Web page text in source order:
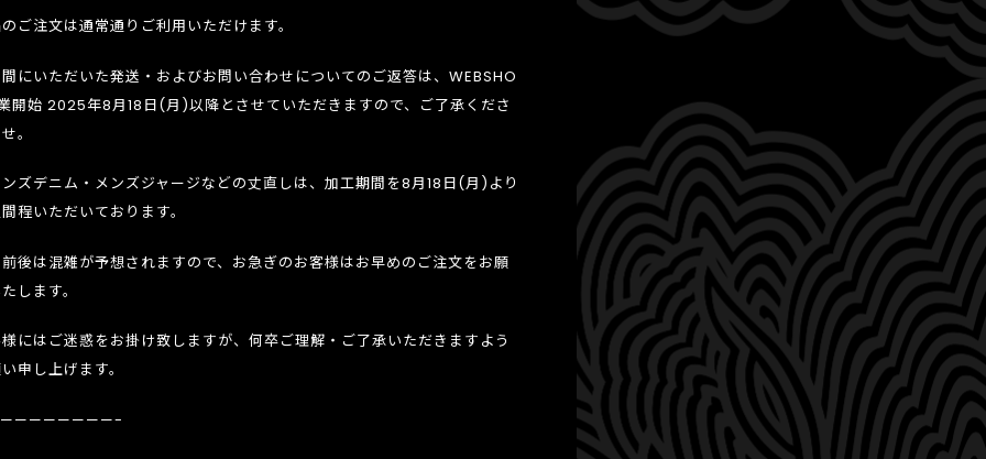
ご注文は通常通りご利用いただけます。
にいただいた発送・およびお問い合わせについてのご返答は、WEBSHO
開始 2025年8月18日(月)以降とさせていただきますので、ご了承くださ
。
ズデニム・メンズジャージなどの丈直しは、加工期間を8月18日(月)より
程いただいております。
後は混雑が予想されますので、お急ぎのお客様はお早めのご注文をお願
します。
にはご迷惑をお掛け致しますが、何卒ご理解・ご了承いただきますよう
申し上げます。